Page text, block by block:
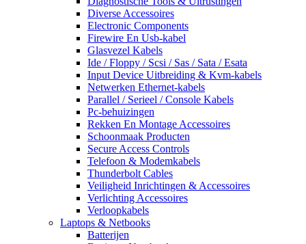
Diverse Accessoires
Electronic Components
Firewire En Usb-kabel
Glasvezel Kabels
Ide / Floppy / Scsi / Sas / Sata / Esata
Input Device Uitbreiding & Kvm-kabels
Netwerken Ethernet-kabels
Parallel / Serieel / Console Kabels
Pc-behuizingen
Rekken En Montage Accessoires
Schoonmaak Producten
Secure Access Controls
Telefoon & Modemkabels
Thunderbolt Cables
Veiligheid Inrichtingen & Accessoires
Verlichting Accessoires
Verloopkabels
Laptops & Netbooks
Batterijen